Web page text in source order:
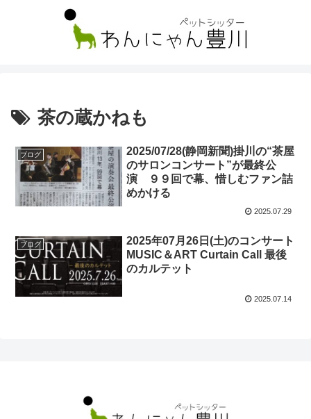
茶の蔵かねも
ブログ
2025/07/28(静岡新聞)掛川の“茶屋
のサロンコンサート”が最終公
演 ９９回で幕、惜しむファン詰
めかける
2025.07.29
ブログ
2025年07月26日(土)のコンサート
MUSIC＆ART Curtain Call 最後
のカルテット
2025.07.14